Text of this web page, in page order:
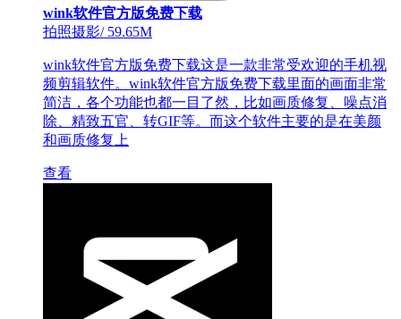
wink软件官方版免费下载
拍照摄影/59.65M
wink软件官方版免费下载这是一款非常受欢迎的手机视
频剪辑软件。wink软件官方版免费下载里面的画面非常
简洁，各个功能也都一目了然，比如画质修复、噪点消
除、精致五官、转GIF等。而这个软件主要的是在美颜
和画质修复上
查看